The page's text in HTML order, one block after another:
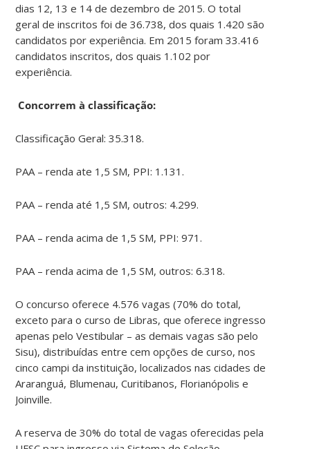
dias 12, 13 e 14 de dezembro de 2015. O total
geral de inscritos foi de 36.738, dos quais 1.420 são
candidatos por experiência. Em 2015 foram 33.416
candidatos inscritos, dos quais 1.102 por
experiência.
Concorrem à classificação:
Classificação Geral: 35.318.
PAA – renda ate 1,5 SM, PPI: 1.131.
PAA – renda até 1,5 SM, outros: 4.299.
PAA – renda acima de 1,5 SM, PPI: 971.
PAA – renda acima de 1,5 SM, outros: 6.318.
O concurso oferece 4.576 vagas (70% do total,
exceto para o curso de Libras, que oferece ingresso
apenas pelo Vestibular – as demais vagas são pelo
Sisu), distribuídas entre cem opções de curso, nos
cinco campi da instituição, localizados nas cidades de
Araranguá, Blumenau, Curitibanos, Florianópolis e
Joinville.
A reserva de 30% do total de vagas oferecidas pela